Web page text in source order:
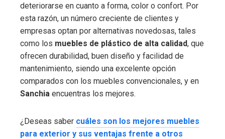
deteriorarse en cuanto a forma, color o confort. Por
esta razón, un número creciente de clientes y
empresas optan por alternativas novedosas, tales
como los muebles de plástico de alta calidad, que
ofrecen durabilidad, buen diseño y facilidad de
mantenimiento, siendo una excelente opción
comparados con los muebles convencionales, y en
Sanchia encuentras los mejores.
¿Deseas saber cuáles son los mejores muebles
para exterior y sus ventajas frente a otros